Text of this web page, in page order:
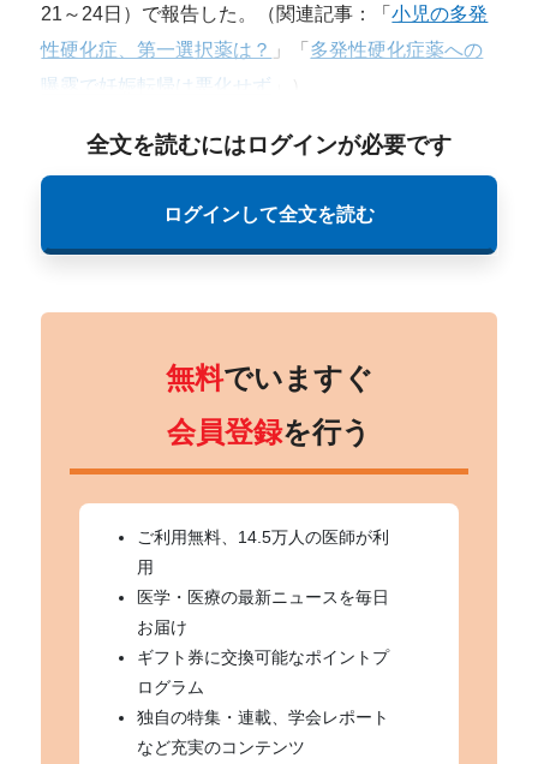
21～24日）で報告した。（関連記事：「小児の多発
性硬化症、第一選択薬は？ 」「 多発性硬化症薬への
曝露で妊娠転帰は悪化せず
全文を読むにはログインが必要です
ログインして全文を読む
無料でいますぐ
会員登録を行う
ご利用無料、14.5万人の医師が利
用
医学・医療の最新ニュースを毎日
お届け
ギフト券に交換可能なポイントプ
ログラム
独自の特集・連載、学会レポート
など充実のコンテンツ